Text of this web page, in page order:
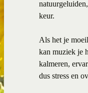
keur.
Als het je
kan muziek je
kalmeren,
dus stress en